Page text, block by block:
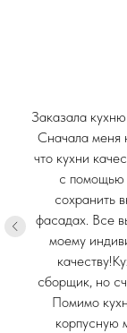
Заказала
Сначала меня
что кухни
с помощью
сохранить
фасадах. Все
моему
сборщик, но
Помимо
корпусную